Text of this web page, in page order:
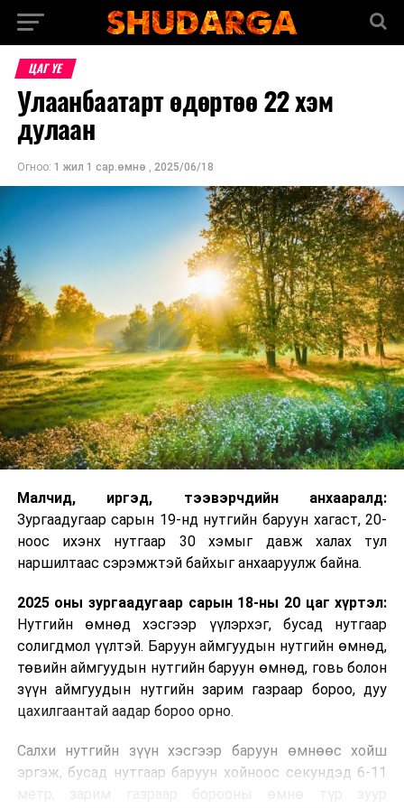
ЦАГ ҮЕ
Улаанбаатарт өдөртөө 22 хэм
дулаан
Огноо: 1 жил 1 сар.өмнө , 2025/06/18
Малчид, иргэд, тээвэрчдийн анхааралд:
Зургаадугаар сарын 19-нд нутгийн баруун хагаст, 20-
ноос ихэнх нутгаар 30 хэмыг давж халах тул
наршилтаас сэрэмжтэй байхыг анхааруулж байна.
2025 оны зургаадугаар сарын 18-ны 20 цаг хүртэл:
Нутгийн өмнөд хэсгээр үүлэрхэг, бусад нутгаар
солигдмол үүлтэй. Баруун аймгуудын нутгийн өмнөд,
төвийн аймгуудын нутгийн баруун өмнөд, говь болон
зүүн аймгуудын нутгийн зарим газраар бороо, дуу
цахилгаантай аадар бороо орно.
Салхи нутгийн зүүн хэсгээр баруун өмнөөс хойш
эргэж, бусад нутгаар баруун хойноос секундэд 6-11